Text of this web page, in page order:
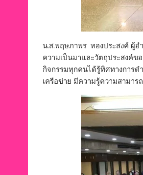
น.ส.พฤษภาพร ทองประสงค์ ผู้อ
ความเป็นมาและวัตถุประสงค์ข
กิจกรรมทุกคนได้รู้ทิศทางการด
เครือข่าย มีความรู้ความสามา